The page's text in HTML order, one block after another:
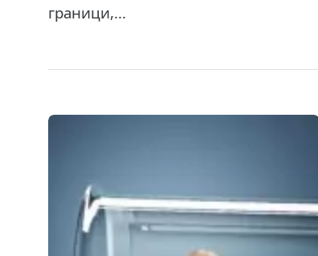
граници,...